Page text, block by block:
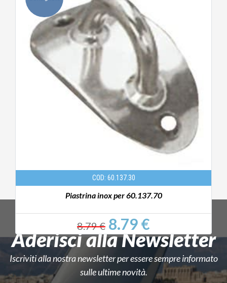
COD: 60.137.30
Piastrina inox per 60.137.70
8.79 € 8.79 €
Aderisci alla Newsletter
Iscriviti alla nostra newsletter per essere sempre informato
sulle ultime novità.